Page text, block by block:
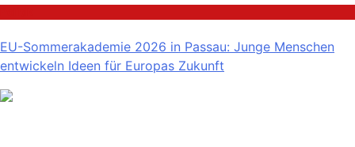
EU-Sommerakademie 2026 in Passau: Junge Menschen
entwickeln Ideen für Europas Zukunft